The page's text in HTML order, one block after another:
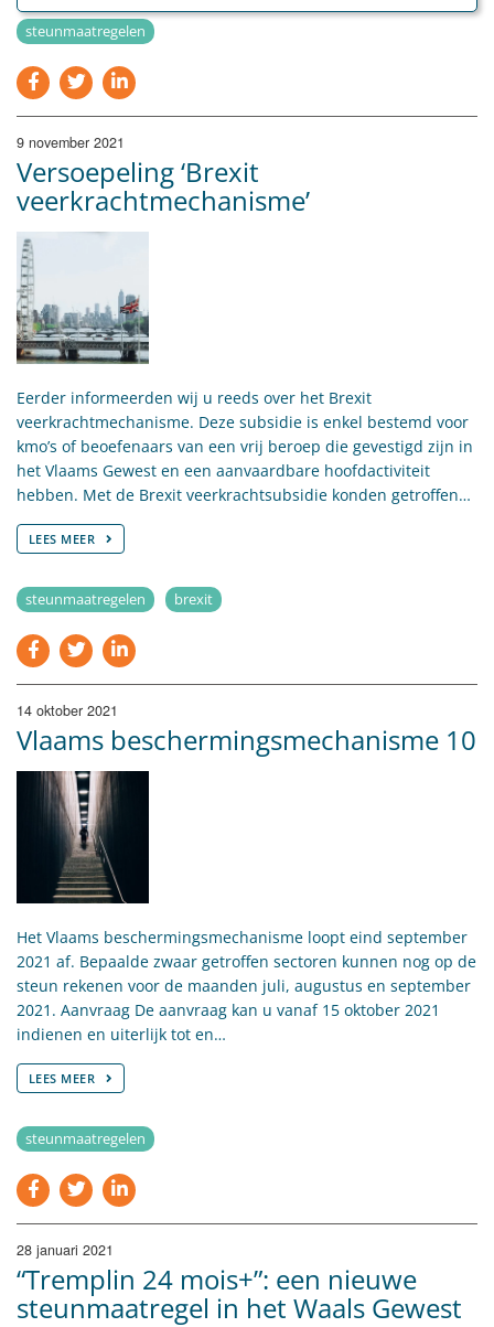
steunmaatregelen
9 november 2021
Versoepeling ‘Brexit
veerkrachtmechanisme’
Eerder informeerden wij u reeds over het Brexit
veerkrachtmechanisme. Deze subsidie is enkel bestemd voor
kmo’s of beoefenaars van een vrij beroep die gevestigd zijn in
het Vlaams Gewest en een aanvaardbare hoofdactiviteit
hebben. Met de Brexit veerkrachtsubsidie konden getroffen…
LEES MEER
steunmaatregelen brexit
14 oktober 2021
Vlaams beschermingsmechanisme 10
Het Vlaams beschermingsmechanisme loopt eind september
2021 af. Bepaalde zwaar getroffen sectoren kunnen nog op de
steun rekenen voor de maanden juli, augustus en september
2021. Aanvraag De aanvraag kan u vanaf 15 oktober 2021
indienen en uiterlijk tot en…
LEES MEER
steunmaatregelen
28 januari 2021
“Tremplin 24 mois+”: een nieuwe
steunmaatregel in het Waals Gewest